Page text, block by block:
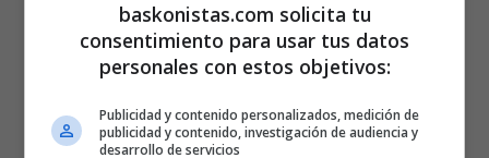
baskonistas.com solicita tu
consentimiento para usar tus datos
personales con estos objetivos:
Publicidad y contenido personalizados, medición de
publicidad y contenido, investigación de audiencia y
desarrollo de servicios